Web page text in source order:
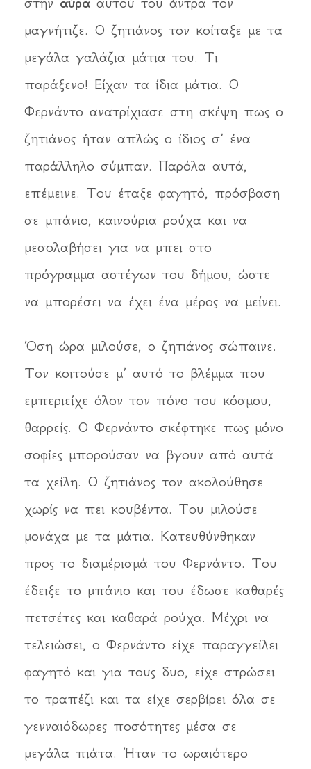
μαγνήτιζε. Ο ζητιάνος τον κοίταξε με τα
μεγάλα γαλάζια μάτια του. Τι
παράξενο! Είχαν τα ίδια μάτια. Ο
Φερνάντο ανατρίχιασε στη σκέψη πως ο
ζητιάνος ήταν απλώς ο ίδιος σ’ ένα
παράλληλο σύμπαν. Παρόλα αυτά,
επέμεινε. Του έταξε φαγητό, πρόσβαση
σε μπάνιο, καινούρια ρούχα και να
μεσολαβήσει για να μπει στο
πρόγραμμα αστέγων του δήμου, ώστε
να μπορέσει να έχει ένα μέρος να μείνει.
Όση ώρα μιλούσε, ο ζητιάνος σώπαινε.
Τον κοιτούσε μ’ αυτό το βλέμμα που
εμπεριείχε όλον τον πόνο του κόσμου,
θαρρείς. Ο Φερνάντο σκέφτηκε πως μόνο
σοφίες μπορούσαν να βγουν από αυτά
τα χείλη. Ο ζητιάνος τον ακολούθησε
χωρίς να πει κουβέντα. Του μιλούσε
μονάχα με τα μάτια. Κατευθύνθηκαν
προς το διαμέρισμά του Φερνάντο. Του
έδειξε το μπάνιο και του έδωσε καθαρές
πετσέτες και καθαρά ρούχα. Μέχρι να
τελειώσει, ο Φερνάντο είχε παραγγείλει
φαγητό και για τους δυο, είχε στρώσει
το τραπέζι και τα είχε σερβίρει όλα σε
γενναιόδωρες ποσότητες μέσα σε
μεγάλα πιάτα. Ήταν το ωραιότερο